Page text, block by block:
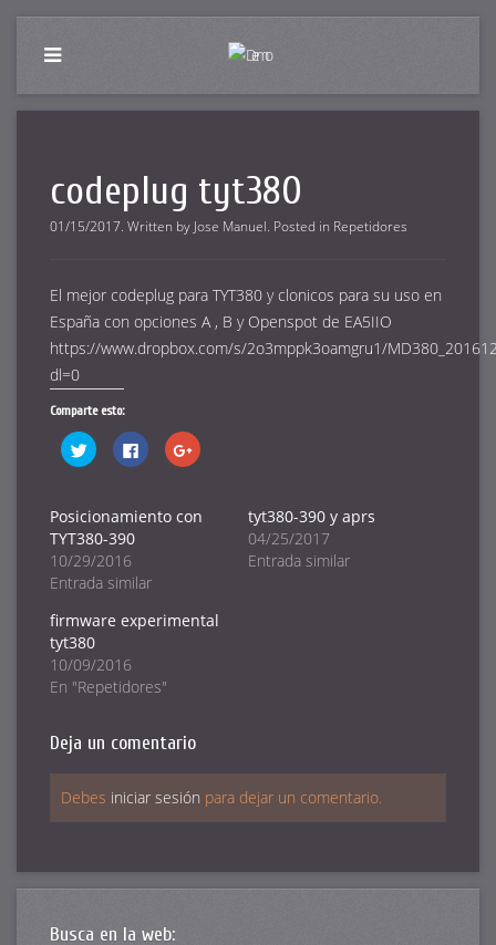
codeplug tyt380
01/15/2017. Written by Jose Manuel. Posted in Repetidores
El mejor codeplug para TYT380 y clonicos para su uso en
España con opciones A , B y Openspot de EA5IIO
https://www.dropbox.com/s/2o3mppk3oamgru1/
dl=0
Comparte esto:
Haz
clic
Twitter
(Se
abre
en
una
ventana
nueva)
Haz
clic
Facebook
(Se
ventana
nueva)
Haz
clic
Google+
(Se
Posicionamiento con
TYT380-390
10/29/2016
Entrada similar
tyt380-390 y aprs
04/25/2017
Entrada similar
firmware experimental
tyt380
10/09/2016
En "Repetidores"
Deja un comentario
Debes iniciar sesión para dejar un comentario.
Busca en la web: